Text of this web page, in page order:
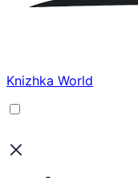
Knizhka World